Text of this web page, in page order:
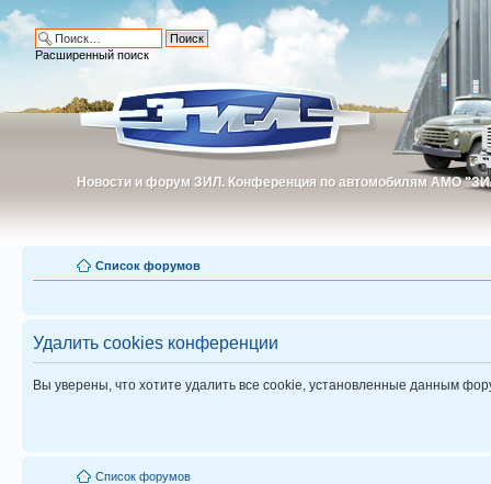
Новости и форум ЗИЛ. Конференция по автомобилям АМО
Новости и форум ЗИЛ. Конференция по автомобилям АМО
Расширенный поиск
Список форумов
Удалить cookies конференции
Вы уверены, что хотите удалить все cookie, установленные данным
Список форумов